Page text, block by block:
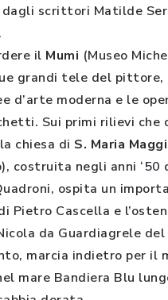
scrittori Matilde
il Mumi (Museo
grandi tele del pittore,
d’arte moderna e le
Sui primi rilievi che
chiesa di S. Maria
costruita negli anni ‘50
ospita un
Pietro Cascella e
da Guardiagrele
marcia indietro per il
mare Bandiera Blu